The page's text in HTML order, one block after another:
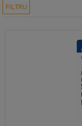
FILTRU